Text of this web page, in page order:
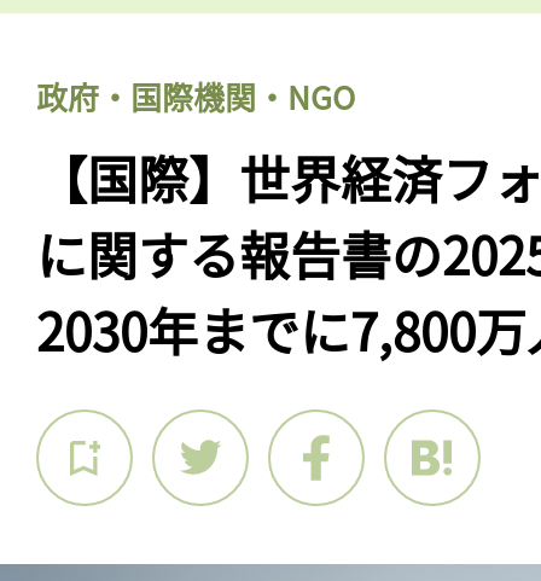
政府・国際機関・NGO
【国際】世界経済フ
に関する報告書の
2030年までに7,800